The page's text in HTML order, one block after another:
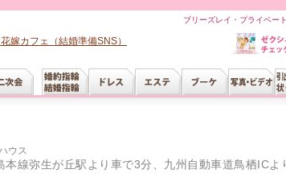
ブリーズレイ・プライベー
嫁カフェ（結婚準備SNS）
ウス
線弥生が丘駅より車で3分、九州自動車道鳥栖ICよ